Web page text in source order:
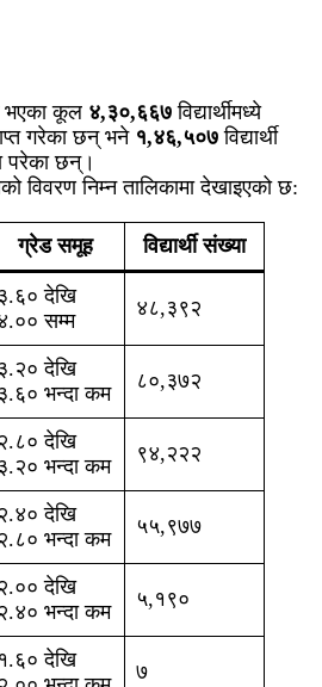
भएका कूल ४,३०,६६७ विद्यार्थीमध्ये
गरेका छन् भने १,४६,५०७ विद्यार्थी
परेका छन्।
विवरण निम्न तालिकामा देखाइएको छ:
ग्रेड समूह विद्यार्थी संख्या
३.६० देखि
सम्म
४८,३९२
३.२० देखि
३.६० भन्दा कम
८०,३७२
देखि
३.२० भन्दा कम
९४,२२२
देखि
भन्दा कम
५५,९७७
देखि
भन्दा कम
५,१९०
१.६० देखि
७